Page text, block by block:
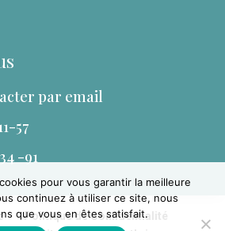
par email
57
-91
Politique de Confidentialité
pour vous garantir la meilleure
continuez à utiliser ce site, nous
que vous en êtes satisfait.